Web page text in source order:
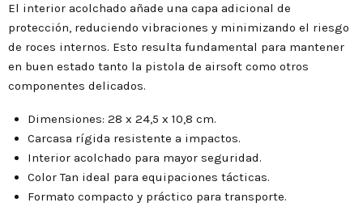
El interior acolchado añade una capa adicional de
protección, reduciendo vibraciones y minimizando el riesgo
de roces internos. Esto resulta fundamental para mantener
en buen estado tanto la pistola de airsoft como otros
componentes delicados.
Dimensiones: 28 x 24,5 x 10,8 cm.
Carcasa rígida resistente a impactos.
Interior acolchado para mayor seguridad.
Color Tan ideal para equipaciones tácticas.
Formato compacto y práctico para transporte.